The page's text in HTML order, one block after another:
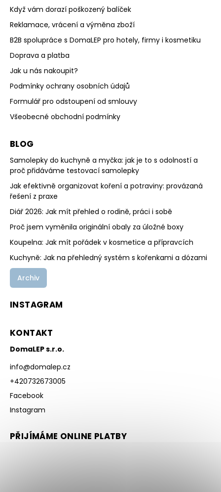
Když vám dorazí poškozený balíček
Reklamace, vrácení a výměna zboží
B2B spolupráce s DomaLEP pro hotely, firmy i kosmetiku
Doprava a platba
Jak u nás nakoupit?
Podmínky ochrany osobních údajů
Formulář pro odstoupení od smlouvy
Všeobecné obchodní podmínky
BLOG
Samolepky do kuchyně a myčka: jak je to s odolností a
proč přidáváme testovací samolepky
Jak efektivně organizovat koření a potraviny: provázaná
řešení z praxe
Diář 2026: Jak mít přehled o rodině, práci i sobě
Proč jsem vyměnila originální obaly za úložné boxy
Koupelna: Jak mít pořádek v kosmetice a přípravcích
Kuchyně: Jak na přehledný systém s kořenkami a dózami
Archiv
INSTAGRAM
KONTAKT
DomaLEP s.r.o.
info@domalep.cz
+420732673005
Facebook
Instagram
PŘIJÍMÁME ONLINE PLATBY